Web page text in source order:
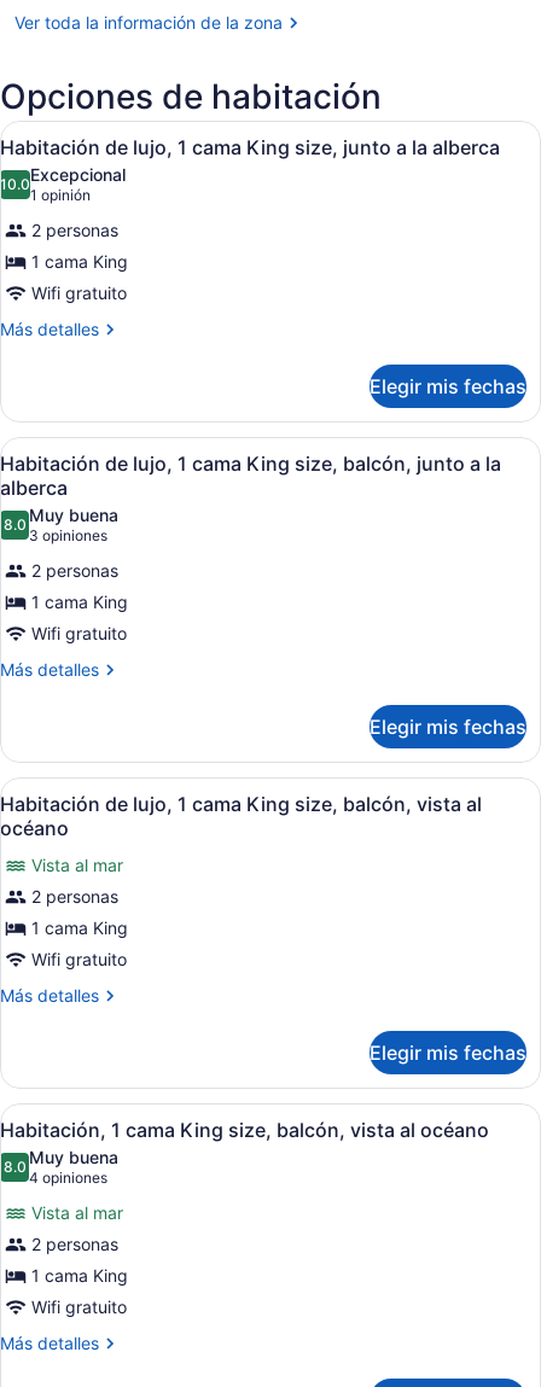
A.
Adams)
Ver toda la información de la zona
Opciones de habitación
Abrir
todas
las
fotos
de
Habitación
de
lujo,
King
size,
junto
a
la
alberca
Un resort con varias piscinas,
5
Habitación de lujo, 1 cama King size, junto a la alberca
10.010.0 de 10
Excepcional
1 opinión
(1
opinión)
2 personas
1 cama King
Wifi gratuito
Más detalles
Más
de
lujo,
1
cama
King
size,
junto
alberca
Elegir mis fechas
Abrir
todas
las
fotos
de
Habitación
de
lujo,
1
size,
balcón,
junto
a
la
alberca
Un resort con varias piscinas,
5
Habitación de lujo, 1 cama King size, balcón, junto a la
alberca
8.08.0 de 10
Muy buena
3 opiniones
(3
opiniones)
2 personas
1 cama King
Wifi gratuito
Más detalles
Más
de
lujo,
1
cama
King
size,
balcón,
junto
a
la
alberca
Elegir mis fechas
Abrir
todas
las
fotos
de
Habitación
de
lujo,
King
size,
balcón,
vista
al
océano
Habitación de hotel con una
6
Habitación de lujo, 1 cama King size, balcón, vista al
océano
Vista al mar
2 personas
1 cama King
Wifi gratuito
Más detalles
Más
de
lujo,
1
cama
King
size,
balcón,
vista
al
océano
Elegir mis fechas
Abrir
todas
las
fotos
de
Habitación,
1
cama
King
Habitación de hotel con una
3
Habitación, 1 cama King size, balcón, vista al océano
8.08.0 de 10
Muy buena
4 opiniones
(4
opiniones)
Vista al mar
2 personas
1 cama King
Wifi gratuito
Más detalles
Más